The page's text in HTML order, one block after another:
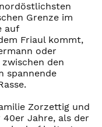
Grenze im
auf
Friaul kommt,
oder
den
spannende
Zorzettig und
Jahre, als der